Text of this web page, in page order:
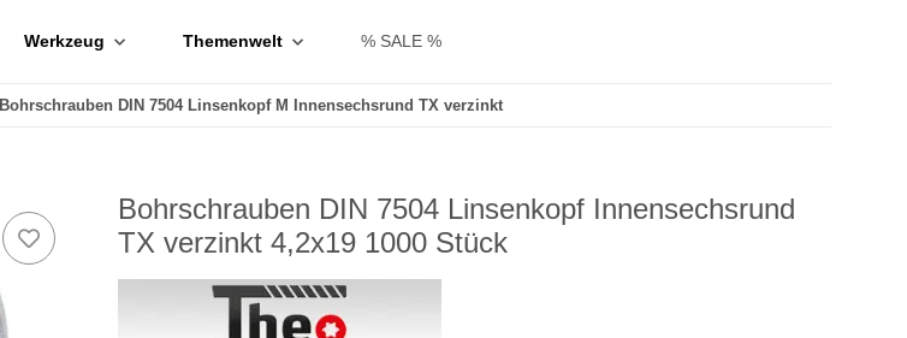
Werkzeug Themenwelt % SALE %
Bohrschrauben DIN 7504 Linsenkopf M Innensechsrund TX verzinkt
Bohrschrauben DIN 7504 Linsenkopf Innensechsrund
TX verzinkt 4,2x19 1000 Stück